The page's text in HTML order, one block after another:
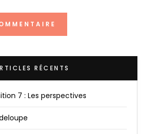
RÉCENTS
7 : Les perspectives